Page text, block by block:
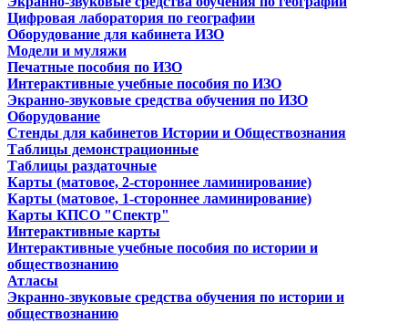
Цифровая лаборатория по географии
Оборудование для кабинета ИЗО
Модели и муляжи
Печатные пособия по ИЗО
Интерактивные учебные пособия по ИЗО
Экранно-звуковые средства обучения по ИЗО
Оборудование
Стенды для кабинетов Истории и Обществознания
Таблицы демонстрационные
Таблицы раздаточные
Карты (матовое, 2-стороннее ламинирование)
Карты (матовое, 1-стороннее ламинирование)
Карты КПСО "Спектр"
Интерактивные карты
Интерактивные учебные пособия по истории и
обществознанию
Атласы
Экранно-звуковые средства обучения по истории и
обществознанию